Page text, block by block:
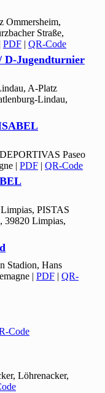
Ommersheim,
Straße,
PDF | QR-Code
D-Jugendturnier
A-Platz
Lindau,
Paseo
| PDF | QR-Code
PISTAS
39820 Limpias,
Stadion, Hans
| PDF | QR-
Code
Löhrenacker,